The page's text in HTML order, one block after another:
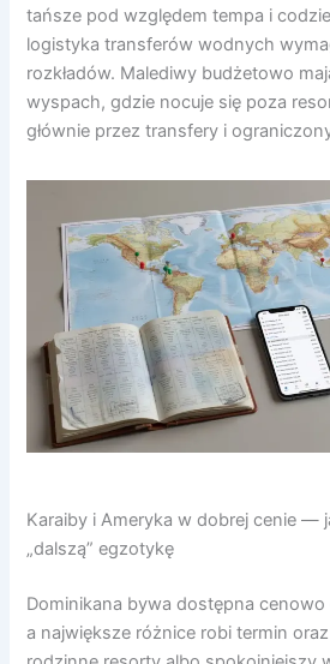
tańsze pod względem tempa i
logistyka transferów wodnych
rozkładów. Malediwy budżetowo
wyspach, gdzie nocuje się poza
głównie przez transfery i
Karaiby i Ameryka w dobrej cenie —
„dalszą” egzotykę
Dominikana bywa dostępna cenowo
a największe różnice robi termin